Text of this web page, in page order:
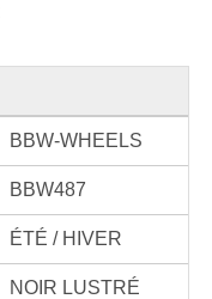
BBW-WHEELS
BBW487
ÉTÉ / HIVER
NOIR LUSTRÉ